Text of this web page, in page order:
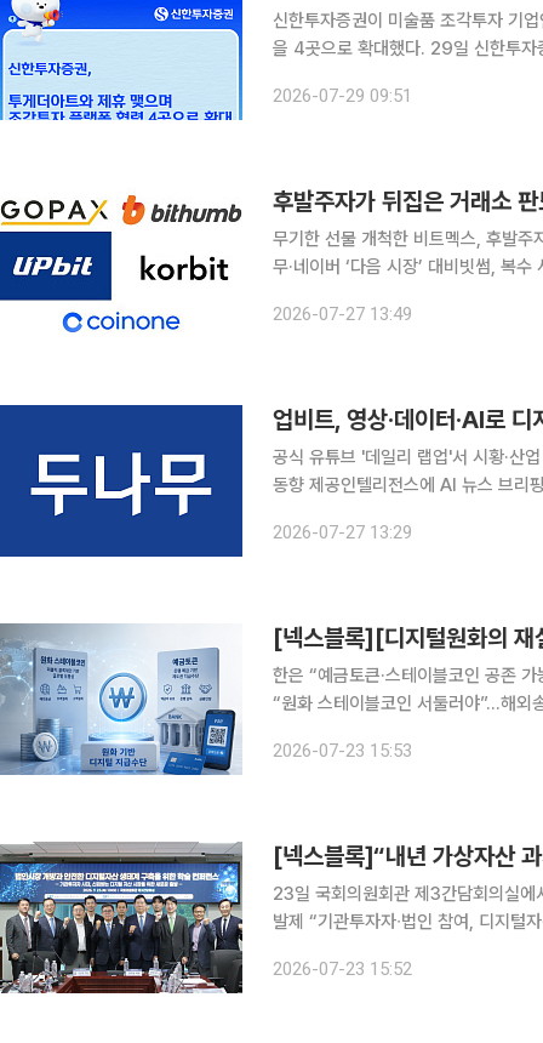
신한투자증권이 미술품 조각투자 기
을 4곳으로 확대했다. 29일 신한투자증권은 투게더아트 이용자를 대상으로 청약에 필요한 조각투
2026-07-29 09:51
후발주자가 뒤집은 거래소
무기한 선물 개척한 비트멕스, 후발
무·네이버 ‘다음 시장’ 대비빗썸, 복수 사업
결정했다. 국내에서도 후발주자로 출
2026-07-27 13:49
업비트, 영상·데이터·AI로
공식 유튜브 '데일리 랩업'서 시황·산
동향 제공인텔리전스에 AI 뉴스 브리핑·실시간 알
졌다. 가격과 거래량뿐 아니라 거시경
2026-07-27 13:29
한은 “예금토큰·스테이블코인 공존
“원화 스테이블코인 서둘러야”…해외
고 있다. 한쪽에서는 달러 스테이블
2026-07-23 15:53
[넥스블록]“내년 가상자산
23일 국회의원회관 제3간담회의실에
발제 “기관투자자∙법인 참여, 디지털
께하는 시장으로 진화하고 있다. 법인
2026-07-23 15:52